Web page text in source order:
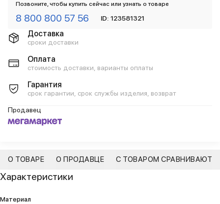
Позвоните, чтобы купить сейчас или узнать о товаре
8 800 800 57 56 ID: 123581321
Доставка
сроки доставки
Оплата
стоимость доставки, варианты оплаты
Гарантия
срок гарантии, срок службы изделия, возврат
Продавец
О ТОВАРЕ О ПРОДАВЦЕ С ТОВАРОМ СРАВНИВАЮТ
Характеристики
Материал